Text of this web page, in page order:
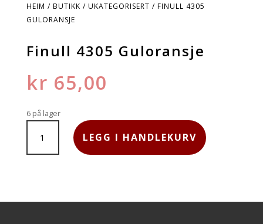
HEIM / BUTIKK / UKATEGORISERT / FINULL 4305
GULORANSJE
Finull 4305 Guloransje
kr 65,00
6 på lager
4305
GULORANSJE
LEGG I HANDLEKURV